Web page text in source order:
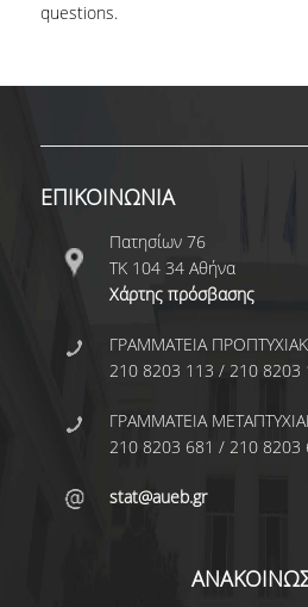
ΟΔΗΓΟΣ ΣΠΟΥΔΩΝ
ΠΑΛΑΙΟΤΕΡΟΙ
ΜΑΘΗΜΑΤΑ
ΜΑΘΗΜΑΤΑ
ΜΑΘΗΜΑΤΑ
ΕΠΙΛΟΓΗΣ ΑΠΟ
questions.
ΕΠΙΚΟΙΝΩΝΙΑ
Πατησίων 76
ΤΚ 104 34 Αθήνα
Χάρτης πρόσβασης
ΓΡΑΜΜΑΤΕΙΑ
210 8203 113 / 210 8203
ΓΡΑΜΜΑΤΕΙΑ
210 8203 681 / 210 8203
stat@aueb.gr